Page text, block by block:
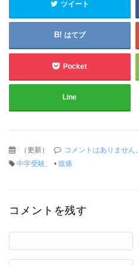
ツイート
はてブ
Pocket
Line
（更新） コメントはありません。
中学受験、
• 腹痛
コメントを残す